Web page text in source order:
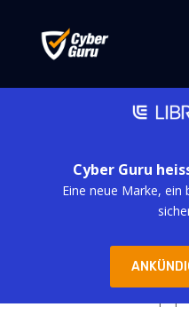
Cyber Guru
Eine neue Marke,
Die neuesten
unterwegs